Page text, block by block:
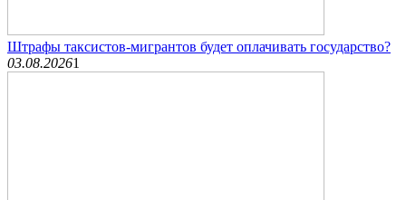
Штрафы таксистов-мигрантов будет оплачивать государство?
03.08.20261